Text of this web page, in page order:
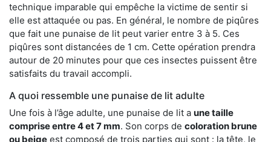
technique imparable qui empêche la victime de sentir si
elle est attaquée ou pas. En général, le nombre de piqûres
que fait une punaise de lit peut varier entre 3 à 5. Ces
piqûres sont distancées de 1 cm. Cette opération prendra
autour de 20 minutes pour que ces insectes puissent être
satisfaits du travail accompli.
A quoi ressemble une punaise de lit adulte
Une fois à l’âge adulte, une punaise de lit a une taille
comprise entre 4 et 7 mm. Son corps de coloration brune
ou beige est composé de trois parties qui sont : la tête, le